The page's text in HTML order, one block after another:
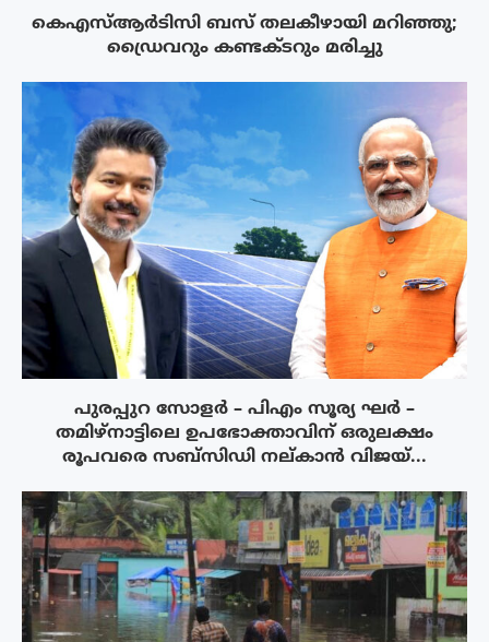
കെഎസ്ആർടിസി ബസ് തലകീഴായി മറിഞ്ഞു;
ഡ്രൈവറും കണ്ടക്ടറും മരിച്ചു
പുരപ്പുറ സോളർ – പിഎം സൂര്യ ഘർ –
തമിഴ്നാട്ടിലെ ഉപഭോക്താവിന് ഒരുലക്ഷം
രൂപവരെ സബ്സിഡി നല്കാൻ വിജയ്...